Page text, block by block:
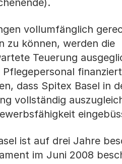
vollumfänglich
zu können, werden die
Teuerung
dass Spitex Basel in
vollständig
ist auf drei Jahre
im Juni 2008